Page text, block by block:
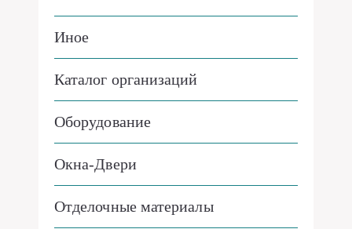
Иное
Каталог организаций
Оборудование
Окна-Двери
Отделочные материалы